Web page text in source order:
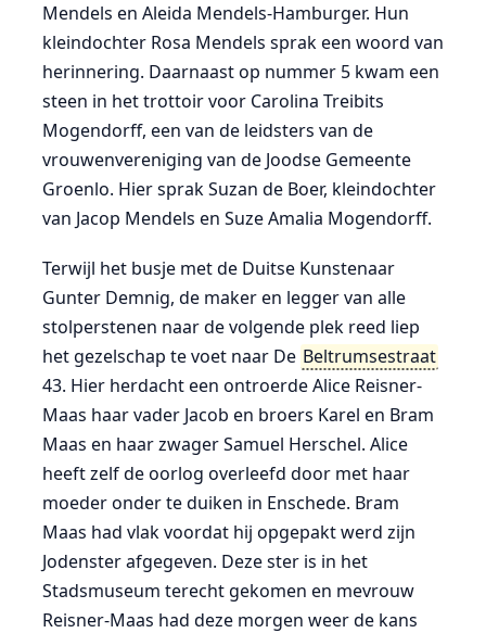
Mendels en Aleida Mendels-Hamburger. Hun
kleindochter Rosa Mendels sprak een woord van
herinnering. Daarnaast op nummer 5 kwam een
steen in het trottoir voor Carolina Treibits
Mogendorff, een van de leidsters van de
vrouwenvereniging van de Joodse Gemeente
Groenlo. Hier sprak Suzan de Boer, kleindochter
van Jacop Mendels en Suze Amalia Mogendorff.
Terwijl het busje met de Duitse Kunstenaar
Gunter Demnig, de maker en legger van alle
stolperstenen naar de volgende plek reed liep
het gezelschap te voet naar De Beltrumsestraat
43. Hier herdacht een ontroerde Alice Reisner-
Maas haar vader Jacob en broers Karel en Bram
Maas en haar zwager Samuel Herschel. Alice
heeft zelf de oorlog overleefd door met haar
moeder onder te duiken in Enschede. Bram
Maas had vlak voordat hij opgepakt werd zijn
Jodenster afgegeven. Deze ster is in het
Stadsmuseum terecht gekomen en mevrouw
Reisner-Maas had deze morgen weer de kans